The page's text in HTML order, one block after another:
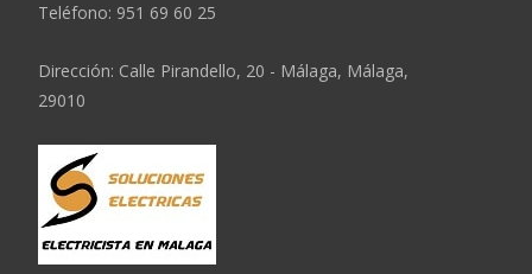
Teléfono: 951 69 60 25
Dirección: Calle Pirandello, 20 - Málaga, Málaga,
29010